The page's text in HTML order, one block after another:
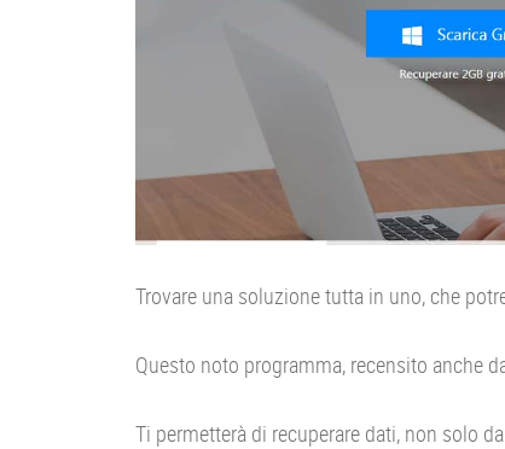
Trovare una soluzione tutta in uno, che
Questo noto programma, recensito anche
Ti permetterà di recuperare dati, non solo